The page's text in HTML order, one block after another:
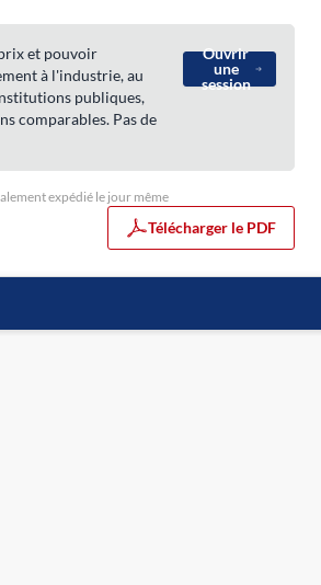
et pouvoir
à l'industrie, au
publiques,
comparables. Pas de
Ouvrir
une
session
expédié le jour même
Télécharger le PDF